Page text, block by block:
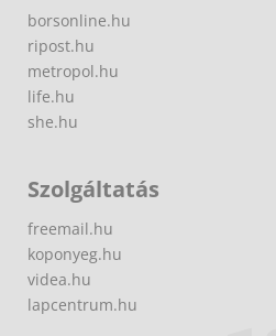
borsonline.hu
ripost.hu
metropol.hu
life.hu
she.hu
Szolgáltatás
freemail.hu
koponyeg.hu
videa.hu
lapcentrum.hu